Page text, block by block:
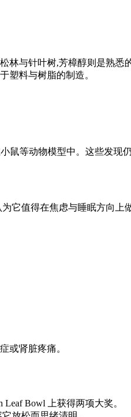
林与针叶树,芳樟醇则是熟悉
塑料与树脂的制造。
鼠等动物模型中。这些发现
它值得在焦虑与睡眠方向上
或肾脏疼痛。
Leaf Bowl 上获得两项大奖。